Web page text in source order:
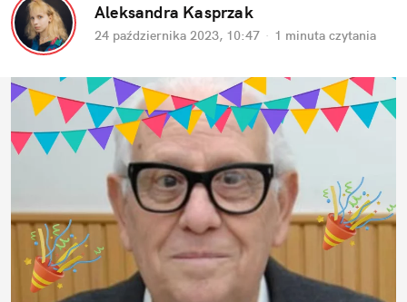
Aleksandra Kasprzak
24 października 2023, 10:47 · 1 minuta czytania